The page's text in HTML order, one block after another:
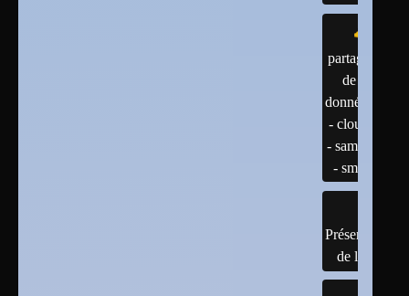
partage
de
données
- cloud
- samba
- smb
Présentation
de linux